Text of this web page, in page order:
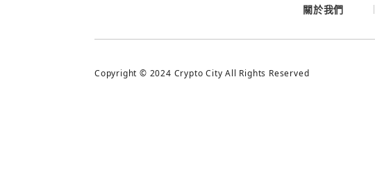
關於我們
Copyright © 2024 Crypto City All Rights Reserved